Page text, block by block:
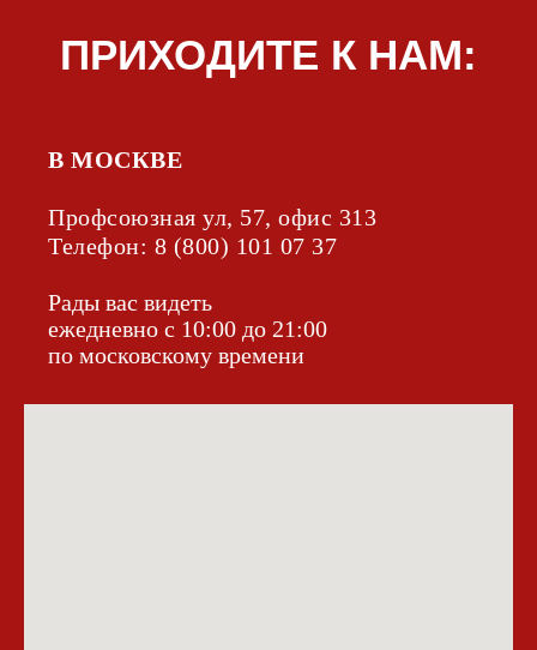
В МОСКВЕ
Профсоюзная ул, 57, офис 313
Телефон: 8 (800) 101 07 37
Рады вас видеть
ежедневно с 10:00 до 21:00
по московскому времени